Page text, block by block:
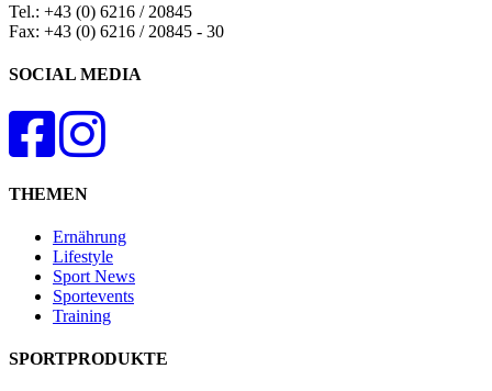
Tel.: +43 (0) 6216 / 20845
Fax: +43 (0) 6216 / 20845 - 30
SOCIAL MEDIA
THEMEN
Ernährung
Lifestyle
Sport News
Sportevents
Training
SPORTPRODUKTE